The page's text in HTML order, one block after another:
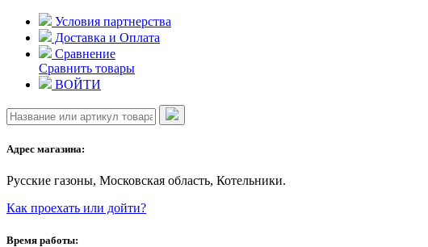
Skip
content
Условия партнерства
Доставка и Оплата
Сравнение
Сравнить товары
ВОЙТИ
Адрес магазина:
Русские газоны, Московская область, Котельники.
Как проехать или дойти?
Время работы: